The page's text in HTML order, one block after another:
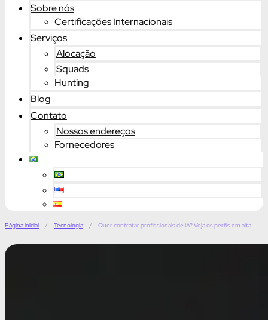
Sobre nós
Certificações Internacionais
Serviços
Alocação
Squads
Hunting
Blog
Contato
Nossos endereços
Fornecedores
Página inicial / Tecnologia / Quer contratar profissionais de IA? Veja os perfis em alta